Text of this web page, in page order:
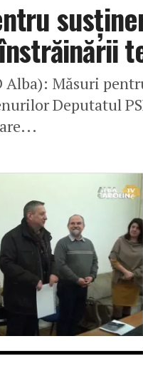
Alba): Măsuri
Deputatul